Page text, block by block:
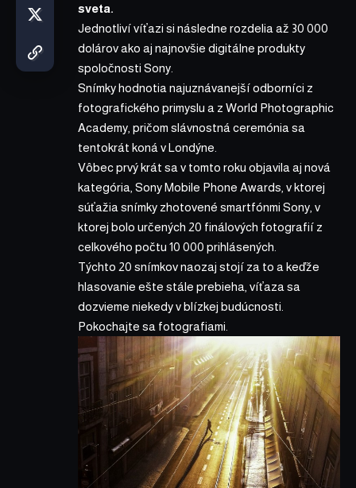
sveta.
Jednotliví víťazi si následne rozdelia až 30 000
dolárov ako aj najnovšie digitálne produkty
spoločnosti Sony.
Snímky hodnotia najuznávanejší odborníci z
fotografického primyslu a z World Photographic
Academy, pričom slávnostná ceremónia sa
tentokrát koná v Londýne.
Vôbec prvý krát sa v tomto roku objavila aj nová
kategória, Sony Mobile Phone Awards , v ktorej
súťažia snímky zhotovené smartfónmi Sony, v
ktorej bolo určených 20 finálových fotografií z
celkového počtu 10 000 prihlásených.
Týchto 20 snímkov naozaj stojí za to a keďže
hlasovanie ešte stále prebieha, víťaza sa
dozvieme niekedy v blízkej budúcnosti.
Pokochajte sa fotografiami.